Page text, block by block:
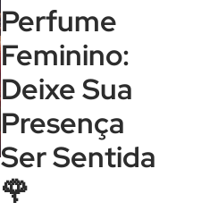
Perfume
Feminino:
Deixe Sua
Presença
Ser Sentida
🌹